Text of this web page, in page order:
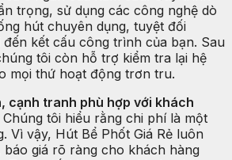
trọng, sử dụng các công nghệ dò
hút chuyên dụng, tuyệt đối
kết cấu công trình của bạn. Sau
tôi còn hỗ trợ kiểm tra lại hệ
mọi thứ hoạt động trơn tru.
cạnh tranh phù hợp với khách
Chúng tôi hiểu rằng chi phí là một
Vì vậy, Hút Bể Phốt Giá Rẻ luôn
báo giá rõ ràng cho khách hàng